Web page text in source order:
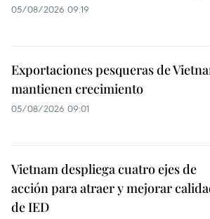
05/08/2026 09:19
Exportaciones pesqueras de
mantienen crecimiento
05/08/2026 09:01
Vietnam despliega cuatro ejes de
acción para atraer y mejorar
de IED